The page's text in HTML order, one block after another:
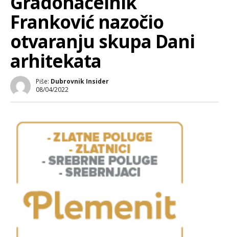
Franković nazočio
otvaranju skupa Dani
arhitekata
Piše: Dubrovnik Insider
08/04/2022